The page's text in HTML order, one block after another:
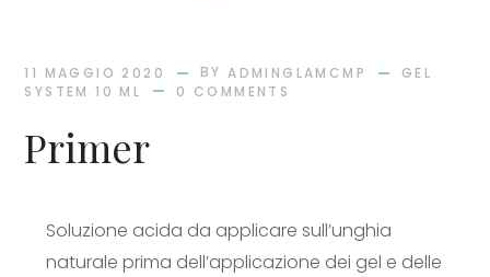
11 MAGGIO 2020 BY ADMINGLAMCMP
GEL
SYSTEM 10 ML
0 COMMENTS
Primer
Soluzione acida da applicare sull’unghia
naturale prima dell’applicazione dei gel e delle